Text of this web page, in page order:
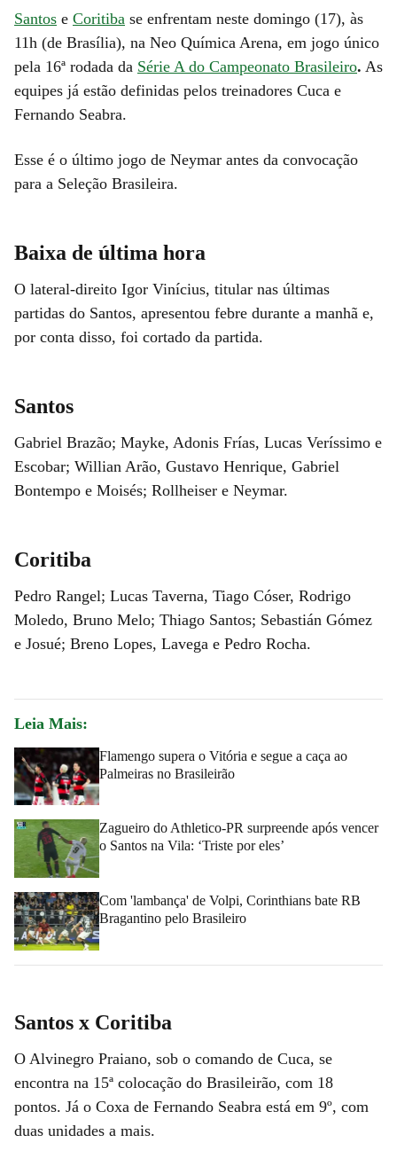
Santos e Coritiba se enfrentam neste domingo (17), às
11h (de Brasília), na Neo Química Arena, em jogo único
pela 16ª rodada da Série A do Campeonato Brasileiro. As
equipes já estão definidas pelos treinadores Cuca e
Fernando Seabra.
Esse é o último jogo de Neymar antes da convocação
para a Seleção Brasileira.
Baixa de última hora
O lateral-direito Igor Vinícius, titular nas últimas
partidas do Santos, apresentou febre durante a manhã e,
por conta disso, foi cortado da partida.
Santos
Gabriel Brazão; Mayke, Adonis Frías, Lucas Veríssimo e
Escobar; Willian Arão, Gustavo Henrique, Gabriel
Bontempo e Moisés; Rollheiser e Neymar.
Coritiba
Pedro Rangel; Lucas Taverna, Tiago Cóser, Rodrigo
Moledo, Bruno Melo; Thiago Santos; Sebastián Gómez
e Josué; Breno Lopes, Lavega e Pedro Rocha.
Leia Mais:
Flamengo supera o Vitória e segue a caça ao
Palmeiras no Brasileirão
Zagueiro do Athletico-PR surpreende após vencer
o Santos na Vila: ‘Triste por eles’
Com 'lambança' de Volpi, Corinthians bate RB
Bragantino pelo Brasileiro
Santos x Coritiba
O Alvinegro Praiano, sob o comando de Cuca, se
encontra na 15ª colocação do Brasileirão, com 18
pontos. Já o Coxa de Fernando Seabra está em 9º, com
duas unidades a mais.